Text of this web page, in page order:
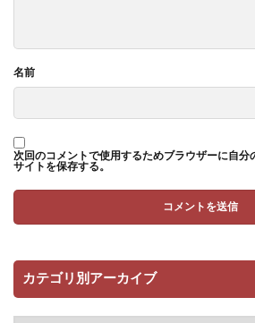
名前
次回のコメントで使用するためブラウザーに自分
サイトを保存する。
カテゴリ別アーカイブ